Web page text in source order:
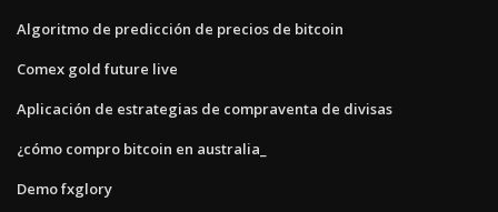
Algoritmo de predicción de precios de bitcoin
Comex gold future live
Aplicación de estrategias de compraventa de divisas
¿cómo compro bitcoin en australia_
Demo fxglory